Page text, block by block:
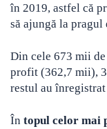
în 2019, astfel că
să ajungă la
Din cele 673 mii
profit (362,7 mii),
restul au
În topul celor mai